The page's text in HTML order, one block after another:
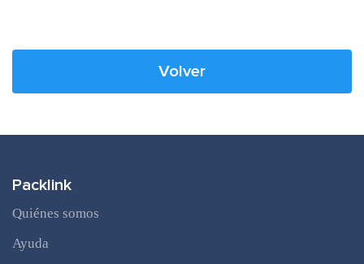
Volver
Packlink
Quiénes somos
Ayuda